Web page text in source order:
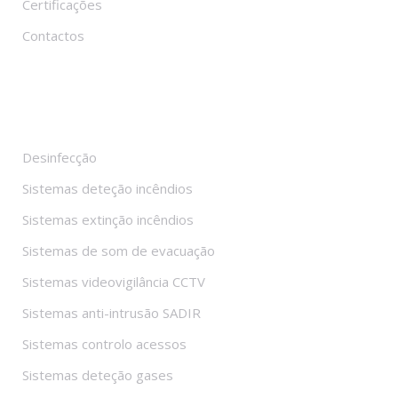
Certificações
Contactos
Desinfecção
Sistemas deteção incêndios
Sistemas extinção incêndios
Sistemas de som de evacuação
Sistemas videovigilância CCTV
Sistemas anti-intrusão SADIR
Sistemas controlo acessos
Sistemas deteção gases